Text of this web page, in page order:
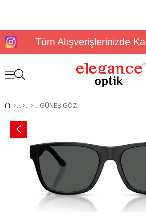
Tüm Alışverişlerinizde
GÜNEŞ GÖZLÜĞÜ E.ARMANİ EA4243 5001T356